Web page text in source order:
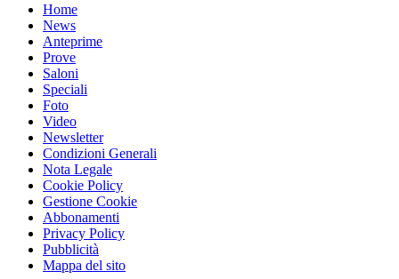
Home
News
Anteprime
Prove
Saloni
Speciali
Foto
Video
Newsletter
Condizioni Generali
Nota Legale
Cookie Policy
Gestione Cookie
Abbonamenti
Privacy Policy
Pubblicità
Mappa del sito